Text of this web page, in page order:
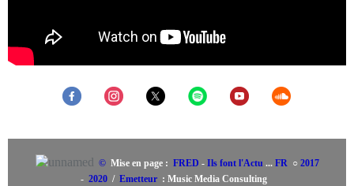
© Mise en page : FRED - Ils font l'Actu ... FR ○ 2017
- 2020 / Emetteur : Music Media Consulting